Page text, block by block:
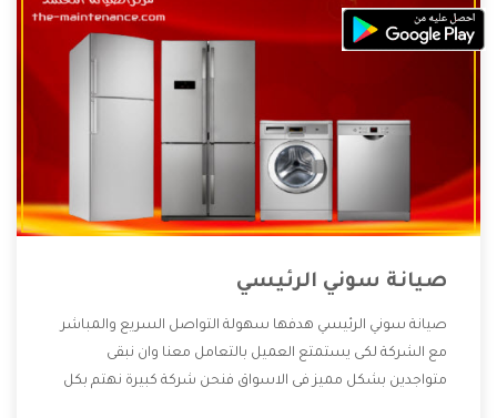
صيانة سوني الرئيسي
صيانة سوني الرئيسي هدفها سهولة التواصل السريع والمباشر
مع الشركة لكى يستمتع العميل بالتعامل معنا وان نبقى
متواجدين بشكل مميز فى الاسواق فنحن شركة كبيرة نهتم بكل